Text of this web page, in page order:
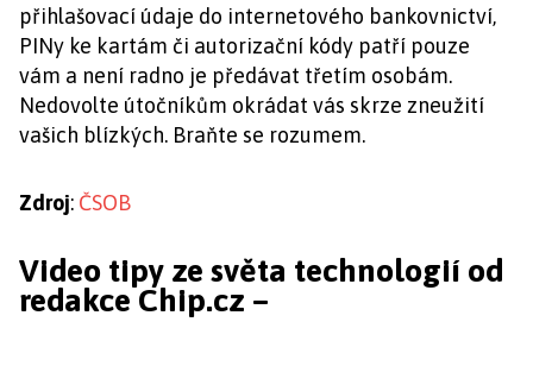
přihlašovací údaje do internetového bankovnictví,
PINy ke kartám či autorizační kódy patří pouze
vám a není radno je předávat třetím osobám.
Nedovolte útočníkům okrádat vás skrze zneužití
vašich blízkých. Braňte se rozumem.
Zdroj: ČSOB
Video tipy ze světa technologií od
redakce Chip.cz –